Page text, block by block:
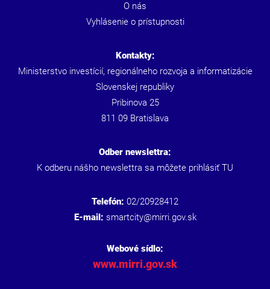
O nás
Vyhlásenie o prístupnosti
Kontakty:
Ministerstvo investícií, regionálneho rozvoja a informatizácie
Slovenskej republiky
Pribinova 25
811 09 Bratislava
Odber newslettra:
K odberu nášho newslettra sa môžete prihlásiť TU
Telefón: 02/20928412
E-mail: smartcity@mirri.gov.sk
Webové sídlo:
www.mirri.gov.sk